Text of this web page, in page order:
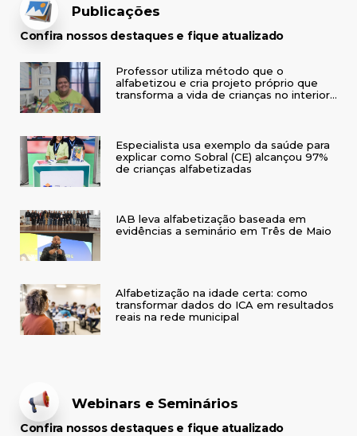
Publicações
Confira nossos destaques e fique atualizado
Professor utiliza método que o
alfabetizou e cria projeto próprio que
transforma a vida de crianças no interior
Especialista usa exemplo da saúde para
explicar como Sobral (CE) alcançou 97%
de crianças alfabetizadas
IAB leva alfabetização baseada em
evidências a seminário em Três de Maio
Alfabetização na idade certa: como
transformar dados do ICA em resultados
reais na rede municipal
Webinars e Seminários
Confira nossos destaques e fique atualizado